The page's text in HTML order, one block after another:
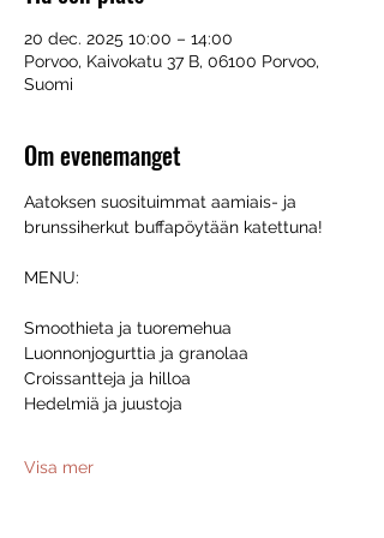
20 dec. 2025 10:00 – 14:00
Porvoo, Kaivokatu 37 B, 06100 Porvoo,
Suomi
Om evenemanget
Aatoksen suosituimmat aamiais- ja
brunssiherkut buffapöytään katettuna!
MENU:
Smoothieta ja tuoremehua
Luonnonjogurttia ja granolaa
Croissantteja ja hilloa
Hedelmiä ja juustoja
Visa mer